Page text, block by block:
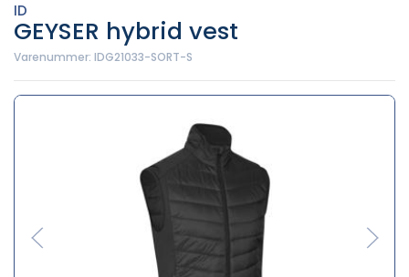
ID
GEYSER hybrid vest
Varenummer: IDG21033-SORT-S